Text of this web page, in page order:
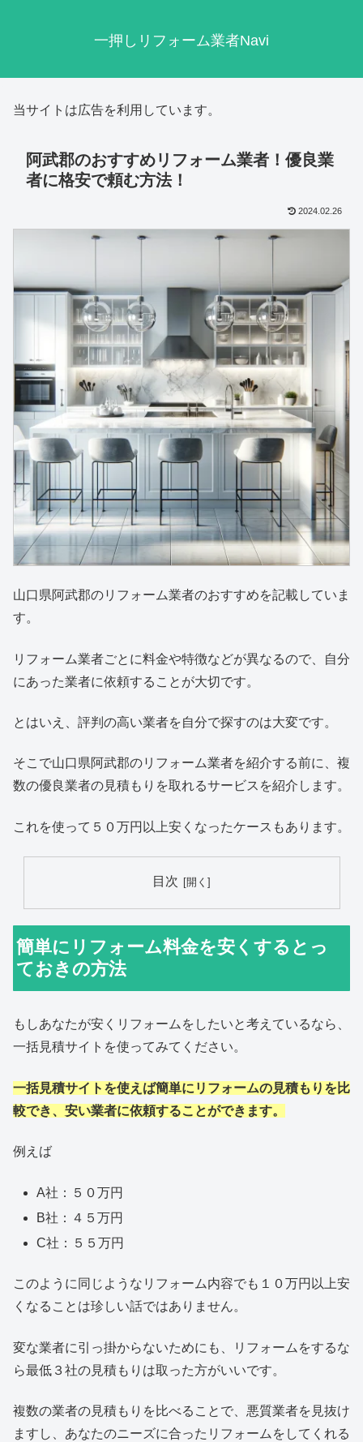
一押しリフォーム業者Navi
当サイトは広告を利用しています。
阿武郡のおすすめリフォーム業者！優良業
者に格安で頼む方法！
2024.02.26
山口県阿武郡のリフォーム業者のおすすめを記載していま
す。
リフォーム業者ごとに料金や特徴などが異なるので、自分
にあった業者に依頼することが大切です。
とはいえ、評判の高い業者を自分で探すのは大変です。
そこで山口県阿武郡のリフォーム業者を紹介する前に、複
数の優良業者の見積もりを取れるサービスを紹介します。
これを使って５０万円以上安くなったケースもあります。
目次
簡単にリフォーム料金を安くするとっ
ておきの方法
もしあなたが安くリフォームをしたいと考えているなら、
一括見積サイトを使ってみてください。
一括見積サイトを使えば簡単にリフォームの見積もりを比
較でき、安い業者に依頼することができます。
例えば
A社：５０万円
B社：４５万円
C社：５５万円
このように同じようなリフォーム内容でも１０万円以上安
くなることは珍しい話ではありません。
変な業者に引っ掛からないためにも、リフォームをするな
ら最低３社の見積もりは取った方がいいです。
複数の業者の見積もりを比べることで、悪質業者を見抜け
ますし、あなたのニーズに合ったリフォームをしてくれる